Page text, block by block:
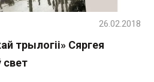
трылогіі» Сяргея
свет
26.02.2018